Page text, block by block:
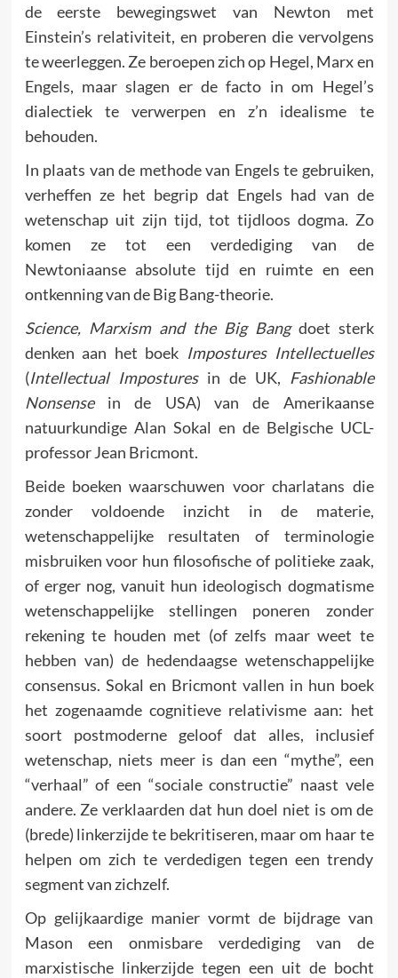
de eerste bewegingswet van Newton met
Einstein’s relativiteit, en proberen die vervolgens
te weerleggen. Ze beroepen zich op Hegel, Marx en
Engels, maar slagen er de facto in om Hegel’s
dialectiek te verwerpen en z’n idealisme te
behouden.
In plaats van de methode van Engels te gebruiken,
verheffen ze het begrip dat Engels had van de
wetenschap uit zijn tijd, tot tijdloos dogma. Zo
komen ze tot een verdediging van de
Newtoniaanse absolute tijd en ruimte en een
ontkenning van de Big Bang-theorie.
Science, Marxism and the Big Bangdoet sterk
denken aan het boek Impostures Intellectuelles
(Intellectual Imposturesin de UK, Fashionable
Nonsensein de USA) van de Amerikaanse
natuurkundige Alan Sokal en de Belgische UCL-
professor Jean Bricmont.
Beide boeken waarschuwen voor charlatans die
zonder voldoende inzicht in de materie,
wetenschappelijke resultaten of terminologie
misbruiken voor hun filosofische of politieke zaak,
of erger nog, vanuit hun ideologisch dogmatisme
wetenschappelijke stellingen poneren zonder
rekening te houden met (of zelfs maar weet te
hebben van) de hedendaagse wetenschappelijke
consensus. Sokal en Bricmont vallen in hun boek
het zogenaamde cognitieve relativisme aan: het
soort postmoderne geloof dat alles, inclusief
wetenschap, niets meer is dan een “mythe”, een
“verhaal” of een “sociale constructie” naast vele
andere. Ze verklaarden dat hun doel niet is om de
(brede) linkerzijde te bekritiseren, maar om haar te
helpen om zich te verdedigen tegen een trendy
segment van zichzelf.
Op gelijkaardige manier vormt de bijdrage van
Mason een onmisbare verdediging van de
marxistische linkerzijde tegen een uit de bocht